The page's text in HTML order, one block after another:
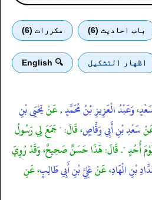
باب احادیث (6) مكررات (6)
اظهار التشكيل 🔍 English
،وَعَبْدُ الْعَزِيزِ بْنُ مُحَمَّدٍ, عَنْيَحْيَى بْنِ
سَعْدِ بْنِ أَبِي وَقَّاصٍ، قَالَ: " جَمَعَ لِي رَسُولُ
يَوْمَ أُحُدٍ ". قَالَ: هَذَا حَسَنٌ صَحِيحٌ، وَقَدْ رُوِيَ
بْنِ الْهَادِ، عَنْعَلِيِّ بْنِ أَبِي طَالِبٍ، عَنِ